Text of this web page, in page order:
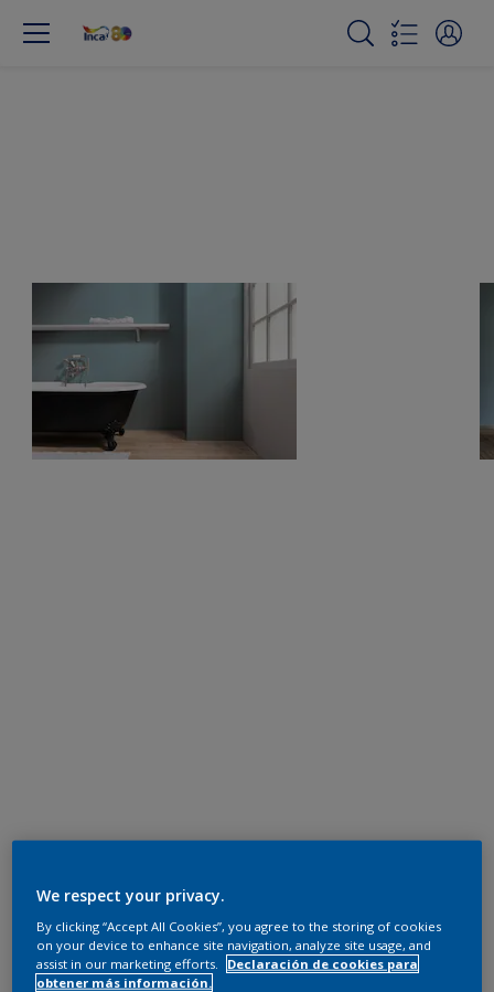
We respect your privacy.
By clicking “Accept All Cookies”, you agree to the storing of cookies
on your device to enhance site navigation, analyze site usage, and
assist in our marketing efforts.
Declaración de cookies para
obtener más información.